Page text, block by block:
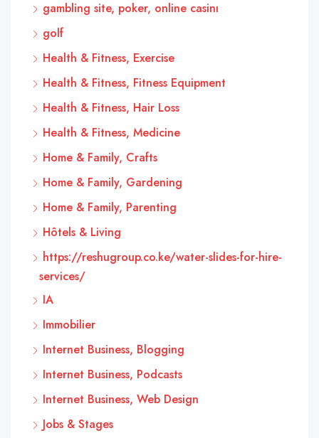
gambling site, poker, online casinı
golf
Health & Fitness, Exercise
Health & Fitness, Fitness Equipment
Health & Fitness, Hair Loss
Health & Fitness, Medicine
Home & Family, Crafts
Home & Family, Gardening
Home & Family, Parenting
Hôtels & Living
https://reshugroup.co.ke/water-slides-for-hire-
services/
IA
Immobilier
Internet Business, Blogging
Internet Business, Podcasts
Internet Business, Web Design
Jobs & Stages